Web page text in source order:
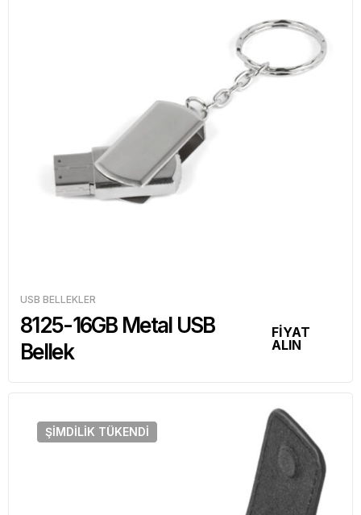
USB BELLEKLER
8125-16GB Metal USB
Bellek
FİYAT
ALIN
ŞIMDILIK TÜKENDI